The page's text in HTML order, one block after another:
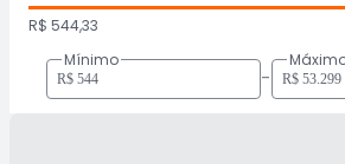
R$ 544,33
Mínimo
-